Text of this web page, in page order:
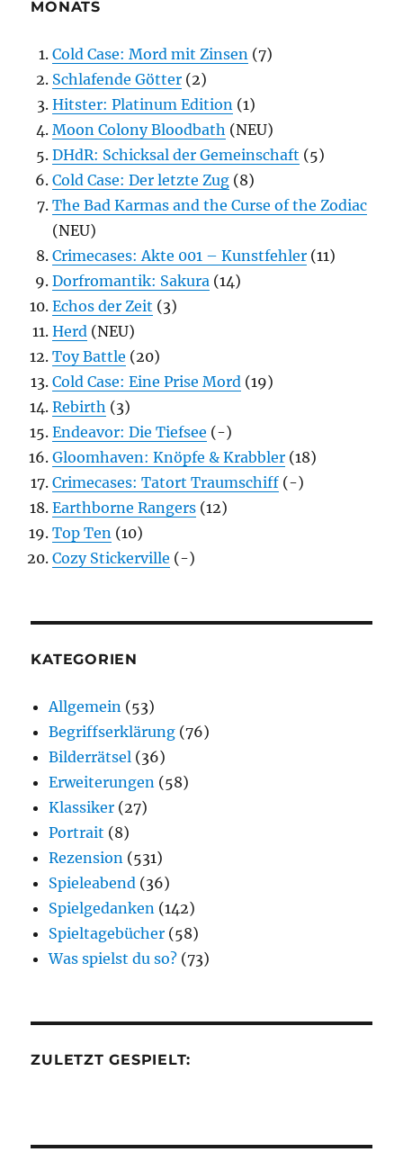
MONATS
Cold Case: Mord mit Zinsen (7)
Schlafende Götter (2)
Hitster: Platinum Edition (1)
Moon Colony Bloodbath (NEU)
DHdR: Schicksal der Gemeinschaft (5)
Cold Case: Der letzte Zug (8)
The Bad Karmas and the Curse of the Zodiac
(NEU)
Crimecases: Akte 001 – Kunstfehler (11)
Dorfromantik: Sakura (14)
Echos der Zeit (3)
Herd (NEU)
Toy Battle (20)
Cold Case: Eine Prise Mord (19)
Rebirth (3)
Endeavor: Die Tiefsee (-)
Gloomhaven: Knöpfe & Krabbler (18)
Crimecases: Tatort Traumschiff (-)
Earthborne Rangers (12)
Top Ten (10)
Cozy Stickerville (-)
KATEGORIEN
Allgemein (53)
Begriffserklärung (76)
Bilderrätsel (36)
Erweiterungen (58)
Klassiker (27)
Portrait (8)
Rezension (531)
Spieleabend (36)
Spielgedanken (142)
Spieltagebücher (58)
Was spielst du so? (73)
ZULETZT GESPIELT: